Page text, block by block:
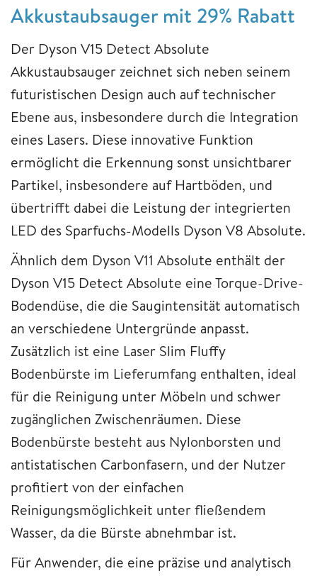
Akkustaubsauger mit 29% Rabatt
Der Dyson V15 Detect Absolute
Akkustaubsauger zeichnet sich neben seinem
futuristischen Design auch auf technischer
Ebene aus, insbesondere durch die Integration
eines Lasers. Diese innovative Funktion
ermöglicht die Erkennung sonst unsichtbarer
Partikel, insbesondere auf Hartböden, und
übertrifft dabei die Leistung der integrierten
LED des Sparfuchs-Modells Dyson V8 Absolute.
Ähnlich dem Dyson V11 Absolute enthält der
Dyson V15 Detect Absolute eine Torque-Drive-
Bodendüse, die die Saugintensität automatisch
an verschiedene Untergründe anpasst.
Zusätzlich ist eine Laser Slim Fluffy
Bodenbürste im Lieferumfang enthalten, ideal
für die Reinigung unter Möbeln und schwer
zugänglichen Zwischenräumen. Diese
Bodenbürste besteht aus Nylonborsten und
antistatischen Carbonfasern, und der Nutzer
profitiert von der einfachen
Reinigungsmöglichkeit unter fließendem
Wasser, da die Bürste abnehmbar ist.
Für Anwender, die eine präzise und analytisch